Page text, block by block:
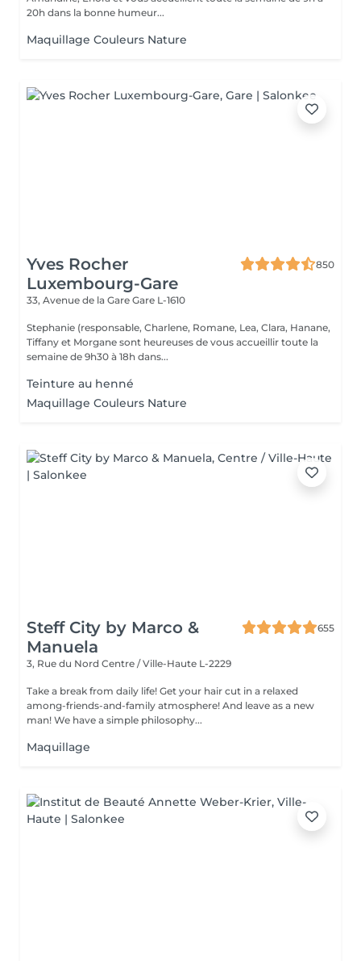
20h dans la bonne humeur...
Maquillage Couleurs Nature
Yves Rocher
Luxembourg-Gare
850
33, Avenue de la Gare Gare L-1610
Stephanie (responsable, Charlene, Romane, Lea, Clara, Hanane,
Tiffany et Morgane sont heureuses de vous accueillir toute la
semaine de 9h30 à 18h dans...
Teinture au henné
Maquillage Couleurs Nature
Steff City by Marco &
Manuela
655
3, Rue du Nord Centre / Ville-Haute L-2229
Take a break from daily life! Get your hair cut in a relaxed
among-friends-and-family atmosphere! And leave as a new
man! We have a simple philosophy...
Maquillage